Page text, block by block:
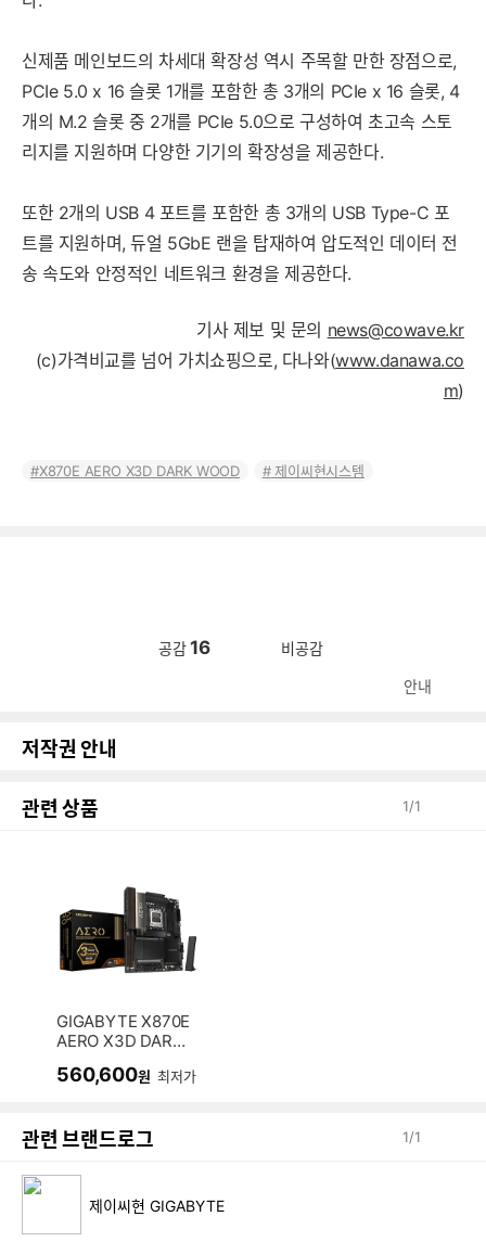
신제품 메인보드의 차세대 확장성 역시 주목할 만한 장점으로,
PCIe 5.0 x 16 슬롯 1개를 포함한 총 3개의 PCIe x 16 슬롯, 4
개의 M.2 슬롯 중 2개를 PCIe 5.0으로 구성하여 초고속 스토
리지를 지원하며 다양한 기기의 확장성을 제공한다.
또한 2개의 USB 4 포트를 포함한 총 3개의 USB Type-C 포
트를 지원하며, 듀얼 5GbE 랜을 탑재하여 압도적인 데이터 전
송 속도와 안정적인 네트워크 환경을 제공한다.
기사 제보 및 문의 news@cowave.kr
(c)가격비교를 넘어 가치쇼핑으로, 다나와(www.danawa.co
m)
X870E AERO X3D DARK WOOD 제이씨현시스템
공감16 비공감
안내
저작권 안내
관련 상품 1/1
GIGABYTE X870E
AERO X3D DARK
560,600원 최저가
관련 브랜드로그 1/1
제이씨현 GIGABYTE